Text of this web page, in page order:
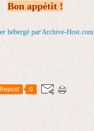
Bon appétit !
Repost 0